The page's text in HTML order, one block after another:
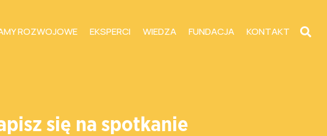
ROZWOJOWE EKSPERCI WIEDZA FUNDACJA KONTAKT
się na spotkanie